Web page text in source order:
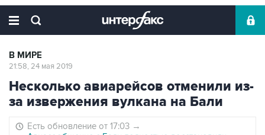
В МИРЕ
21:58, 24 мая 2019
Несколько авиарейсов отменили из-
за извержения вулкана на Бали
Есть обновление от 17:03 →